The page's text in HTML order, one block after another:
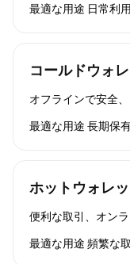
最適な用途 日常利用
コールドウォ
オフラインで安全
最適な用途 長期保
ホットウォレ
便利な取引、オンラ
最適な用途 頻繁な